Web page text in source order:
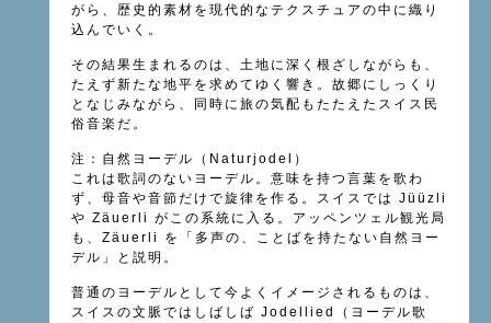
がら、歴史的素材を現代的なテクスチュアの中に織り
込んでいく。
その結果生まれるのは、土地に深く根ざしながらも、
たえず新たな地平を求めてゆく響き。故郷にしっくり
となじみながら、同時に旅の気配もたたえたスイス民
俗音楽だ。
注：自然ヨーデル（Naturjodel）
これは歌詞のないヨーデル。意味を持つ言葉を歌わ
ず、母音や音節だけで旋律を作る。スイスでは Jüüzli
や Zäuerli がこの系統に入る。アッペンツェル観光局
も、Zäuerli を「多声の、ことばを持たない自然ヨー
デル」と説明。
普通のヨーデルとして今よくイメージされるものは、
スイスの文脈ではしばしば Jodellied（ヨーデル歌